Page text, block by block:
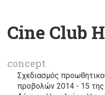
Cine Club
concept
Σχεδιασμός
προβολών 2014 - 15 της